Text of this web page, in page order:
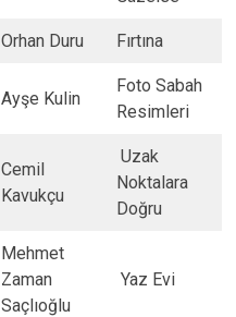
​Orhan Duru ​Fırtına
​Ayşe Kulin
​Foto Sabah
Resimleri
Cemil
Kavukçu
​ Uzak
Noktalara
Doğru​
​Mehmet
Zaman
Saçlıoğlu
​ Yaz Evi